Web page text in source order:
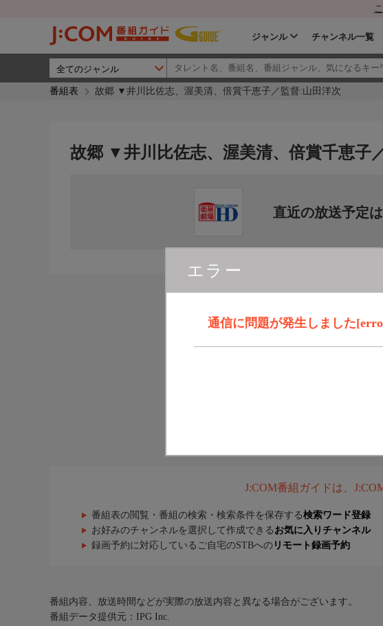
ジャンル チャンネル一覧
番組表 故郷 ▼井川比佐志、渥美清、倍賞千恵子／監督:山田洋次
エラー
通信に問題が発生しました
故郷 ▼井川比佐志、渥美清、倍賞千恵子
直近の放送予定
J:COM番組ガイドは、
番組表の閲覧・番組の検索・検索条件を保存する検索ワード登録
お好みのチャンネルを選択して作成できる お気に入りチャンネル
録画予約に対応しているご自宅のSTBへの リモート録画予約
番組内容、放送時間などが実際の放送内容と異なる場合がございます。
番組データ提供元：IPG Inc.